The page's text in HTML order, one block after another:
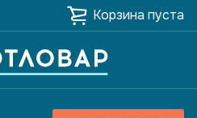
Корзина пуста